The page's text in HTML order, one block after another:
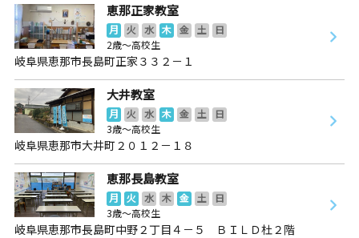
恵那正家教室
月 火 水 木 金 土
日
2歳～高校生
岐阜県恵那市長島町正家３３２－１
大井教室
月 火 水 木 金 土
日
3歳～高校生
岐阜県恵那市大井町２０１２－１８
恵那長島教室
月 火 水 木 金 土
日
3歳～高校生
岐阜県恵那市長島町中野２丁目４－５ ＢＩＬＤ杜２階